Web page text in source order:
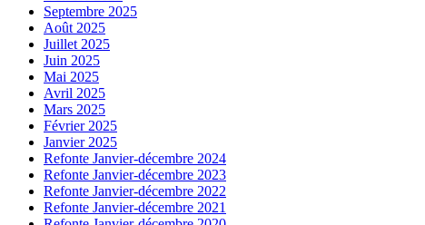
Septembre 2025
Août 2025
Juillet 2025
Juin 2025
Mai 2025
Avril 2025
Mars 2025
Février 2025
Janvier 2025
Refonte Janvier-décembre 2024
Refonte Janvier-décembre 2023
Refonte Janvier-décembre 2022
Refonte Janvier-décembre 2021